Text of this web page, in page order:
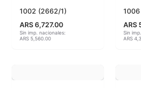
Auxiliares
Bizcochos cerámicos
1002 (2662/1)
ARS 6,727.00
Sin imp. nacionales:
ARS 5,560.00
ARS
Sin
ARS